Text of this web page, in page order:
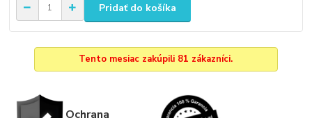
Pridať do košíka
Tento mesiac zakúpili 81 zákazníci.
Ochrana